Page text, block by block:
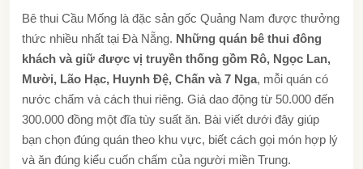
Bê thui Cầu Mống là đặc sản gốc Quảng Nam được thưởng
thức nhiều nhất tại Đà Nẵng. Những quán bê thui đông
khách và giữ được vị truyền thống gồm Rô, Ngọc Lan,
Mười, Lão Hạc, Huynh Đệ, Chấn và 7 Nga, mỗi quán có
nước chấm và cách thui riêng. Giá dao động từ 50.000 đến
300.000 đồng một đĩa tùy suất ăn. Bài viết dưới đây giúp
bạn chọn đúng quán theo khu vực, biết cách gọi món hợp lý
và ăn đúng kiểu cuốn chấm của người miền Trung.